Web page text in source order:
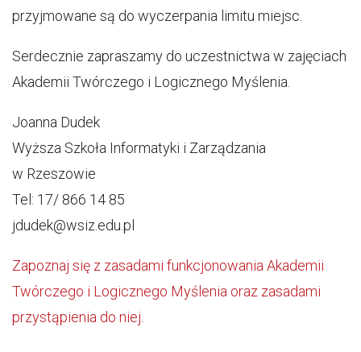
przyjmowane są do wyczerpania limitu miejsc.
Serdecznie zapraszamy do uczestnictwa w zajęciach
Akademii Twórczego i Logicznego Myślenia.
Joanna Dudek
Wyższa Szkoła Informatyki i Zarządzania
w Rzeszowie
Tel: 17/ 866 14 85
jdudek@wsiz.edu.pl
Zapoznaj się z zasadami funkcjonowania Akademii
Twórczego i Logicznego Myślenia oraz zasadami
przystąpienia do niej